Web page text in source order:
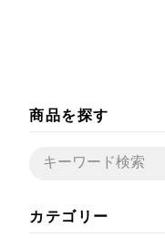
商品を探す
カテゴリー